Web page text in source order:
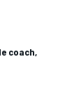
coach,